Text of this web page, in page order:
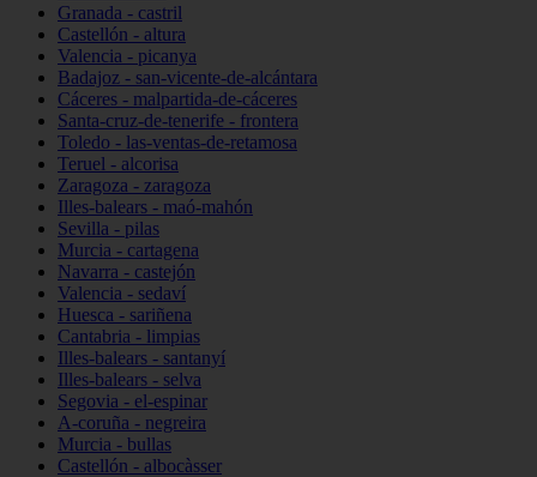
Granada - castril
Castellón - altura
Valencia - picanya
Badajoz - san-vicente-de-alcántara
Cáceres - malpartida-de-cáceres
Santa-cruz-de-tenerife - frontera
Toledo - las-ventas-de-retamosa
Teruel - alcorisa
Zaragoza - zaragoza
Illes-balears - maó-mahón
Sevilla - pilas
Murcia - cartagena
Navarra - castejón
Valencia - sedaví
Huesca - sariñena
Cantabria - limpias
Illes-balears - santanyí
Illes-balears - selva
Segovia - el-espinar
A-coruña - negreira
Murcia - bullas
Castellón - albocàsser